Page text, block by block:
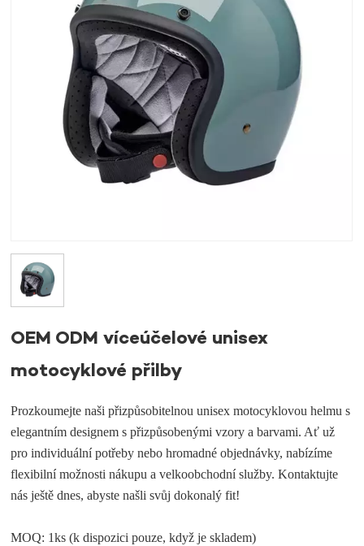
OEM ODM víceúčelové unisex
motocyklové přilby
Prozkoumejte naši přizpůsobitelnou unisex motocyklovou helmu s
elegantním designem s přizpůsobenými vzory a barvami. Ať už
pro individuální potřeby nebo hromadné objednávky, nabízíme
flexibilní možnosti nákupu a velkoobchodní služby. Kontaktujte
nás ještě dnes, abyste našli svůj dokonalý fit!
MOQ: 1ks (k dispozici pouze, když je skladem)